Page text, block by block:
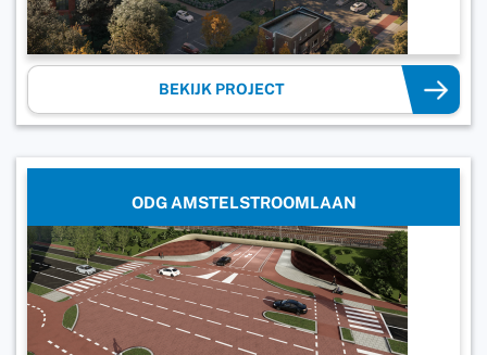
BEKIJK PROJECT
ODG AMSTELSTROOMLAAN